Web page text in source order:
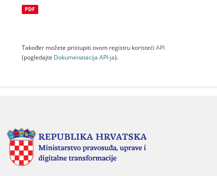
PDF
Također možete pristupiti ovom registru koristeći API
(pogledajte Dokumenаtаcijа API-jа).